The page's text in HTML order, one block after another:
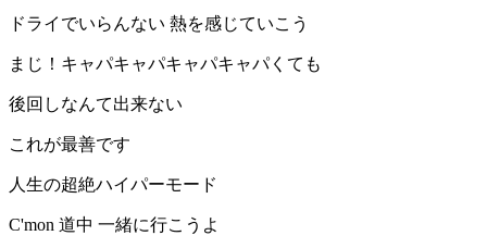
ドライでいらんない 熱を感じていこう
まじ！キャパキャパキャパキャパくても
後回しなんて出来ない
これが最善です
人生の超絶ハイパーモード
C'mon 道中 一緒に行こうよ